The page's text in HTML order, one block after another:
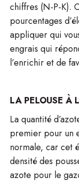
chiffres (N-P-K).
pourcentages
appliquer qui
engrais qui
l’enrichir et de
LA PELOUSE À
La quantité
premier pour un
normale, car cet
densité des
azote pour le